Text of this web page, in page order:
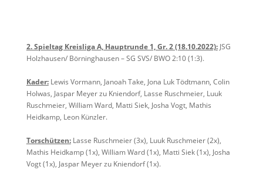
2. Spieltag Kreisliga A, Hauptrunde 1, Gr. 2 (18.10.2022): JSG
Holzhausen/ Börninghausen – SG SVS/ BWO 2:10 (1:3).
Kader: Lewis Vormann, Janoah Take, Jona Luk Tödtmann, Colin
Holwas, Jaspar Meyer zu Kniendorf, Lasse Ruschmeier, Luuk
Ruschmeier, William Ward, Matti Siek, Josha Vogt, Mathis
Heidkamp, Leon Künzler.
Torschützen: Lasse Ruschmeier (3x), Luuk Ruschmeier (2x),
Mathis Heidkamp (1x), William Ward (1x), Matti Siek (1x), Josha
Vogt (1x), Jaspar Meyer zu Kniendorf (1x).